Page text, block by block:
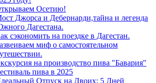
Осетию!
Джорса и Дебернарди,тайна и легенда
Дагестана.
сэкономить на поездке в Дагестан.
миф о самостоятельном
на производство пива "Бавария"
пива в 2025
Отпуск на Двоих: 5 Дней